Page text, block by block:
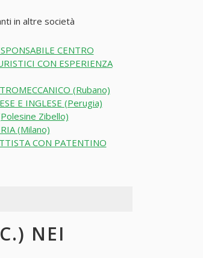
in altre società
CENTRO
CON ESPERIENZA
(Rubano)
E INGLESE (Perugia)
Zibello)
(Milano)
CON PATENTINO
NEI